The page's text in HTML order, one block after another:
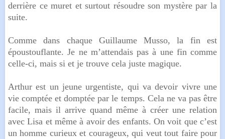
derrière ce muret et surtout résoudre son mystère par la
suite.
Comme dans chaque Guillaume Musso, la fin est
époustouflante. Je ne m’attendais pas à une fin comme
celle-ci, mais si et je trouve cela juste magique.
Arthur est un jeune urgentiste, qui va devoir vivre une
vie comptée et domptée par le temps. Cela ne va pas être
facile, mais il arrive quand même à créer une relation
avec Lisa et même à avoir des enfants. On voit que c’est
un homme curieux et courageux, qui veut tout faire pour